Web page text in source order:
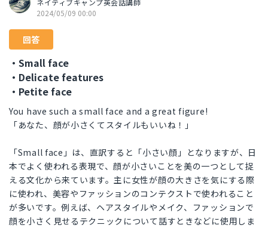
ネイティブキャンプ英会話講師
2024/05/09 00:00
回答
・Small face
・Delicate features
・Petite face
You have such a small face and a great figure!
「あなた、顔が小さくてスタイルもいいね！」
「Small face」は、直訳すると「小さい顔」となりますが、日
本でよく使われる表現で、顔が小さいことを美の一つとして捉
える文化から来ています。主に女性が顔の大きさを気にする際
に使われ、美容やファッションのコンテクストで使われること
が多いです。例えば、ヘアスタイルやメイク、ファッションで
顔を小さく見せるテクニックについて話すときなどに使用しま